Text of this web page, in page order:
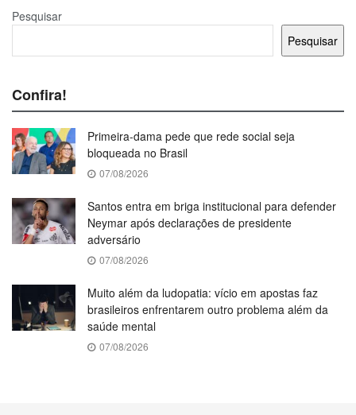
Pesquisar
Pesquisar
Confira!
Primeira-dama pede que rede social seja
bloqueada no Brasil
07/08/2026
Santos entra em briga institucional para defender
Neymar após declarações de presidente
adversário
07/08/2026
Muito além da ludopatia: vício em apostas faz
brasileiros enfrentarem outro problema além da
saúde mental
07/08/2026